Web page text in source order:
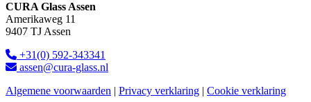
CURA Glass Assen
Amerikaweg 11
9407 TJ Assen
+31(0) 592-343341
assen@cura-glass.nl
Algemene voorwaarden | Privacy verklaring | Cookie verklaring